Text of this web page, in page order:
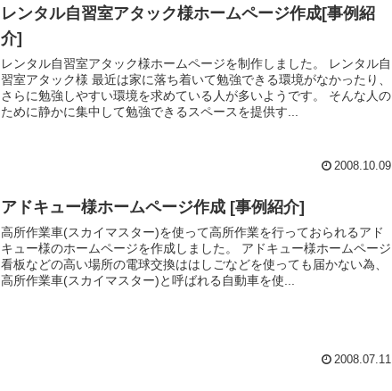
レンタル自習室アタック様ホームページ作成[事例紹
介]
レンタル自習室アタック様ホームページを制作しました。 レンタル自
習室アタック様 最近は家に落ち着いて勉強できる環境がなかったり、
さらに勉強しやすい環境を求めている人が多いようです。 そんな人の
ために静かに集中して勉強できるスペースを提供す...
2008.10.09
アドキュー様ホームページ作成 [事例紹介]
高所作業車(スカイマスター)を使って高所作業を行っておられるアド
キュー様のホームページを作成しました。 アドキュー様ホームページ
看板などの高い場所の電球交換ははしごなどを使っても届かない為、
高所作業車(スカイマスター)と呼ばれる自動車を使...
2008.07.11